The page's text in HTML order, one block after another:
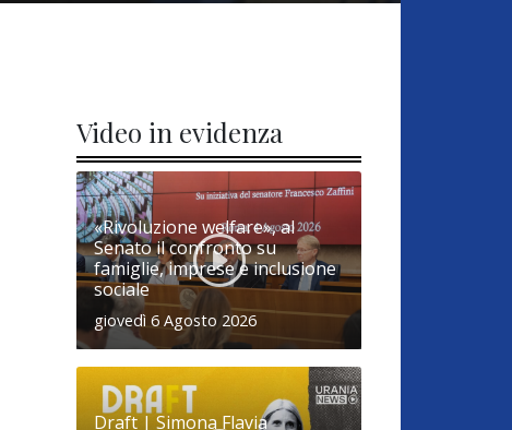
Video in evidenza
«Rivoluzione welfare», al
Senato il confronto su
famiglie, imprese e inclusione
sociale
giovedì 6 Agosto 2026
Draft | Simona Flavia